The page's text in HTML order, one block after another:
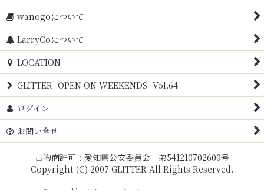
wanogoについて
LarryCoについて
LOCATION
GLITTER -OPEN ON WEEKENDS- Vol.64
ログイン
お問い合せ
古物商許可：愛知県公安委員会 弟541210702600号
Copyright (C) 2007 GLITTER All Rights Reserved.
Powered by おちゃのこネット ネットショップ作成サービス